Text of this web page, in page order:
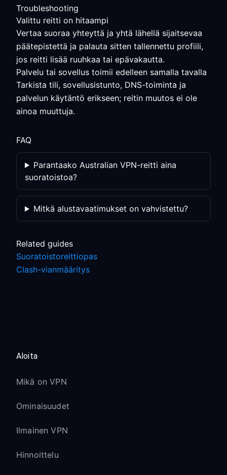
Troubleshooting
Valittu reitti on hitaampi
Vertaa suoraa yhteyttä ja yhtä lähellä sijaitsevaa
päätepistettä ja palauta sitten tallennettu profiili,
jos reitti lisää ruuhkaa tai epävakautta.
Palvelu tai sovellus toimii edelleen samalla tavalla
Tarkista tili, sovellusistunto, DNS-toiminta ja
palvelun käytäntö erikseen; reitin muutos ei ole
ainoa muuttuja.
FAQ
Parantaako Australian VPN-reitti aina
suoratoistoa?
Mitkä alustavaatimukset on vahvistettu?
Related guides
Suoratoistoreittiopas
Clash-vianmääritys
Aloita
Mikä on VPN
Ominaisuudet
Ilmainen VPN
Hinnoittelu